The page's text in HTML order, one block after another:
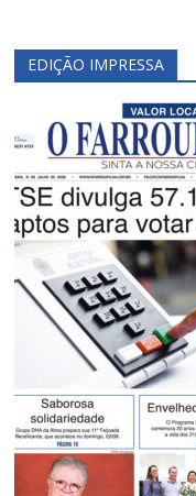
EDIÇÃO IMPRESSA